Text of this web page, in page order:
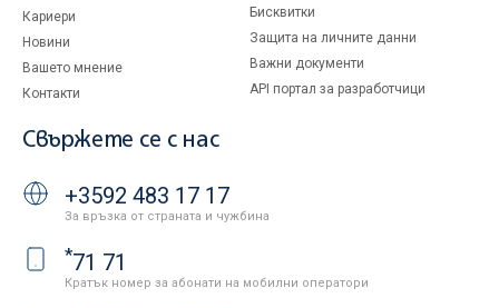
Кариери
Новини
Вашето мнение
Контакти
Бисквитки
Защита на личните данни
Важни документи
API портал за разработчици
Свържете се с нас
+3592 483 17 17
За връзка от страната и чужбина
*71 71
Кратък номер за абонати на мобилни оператори